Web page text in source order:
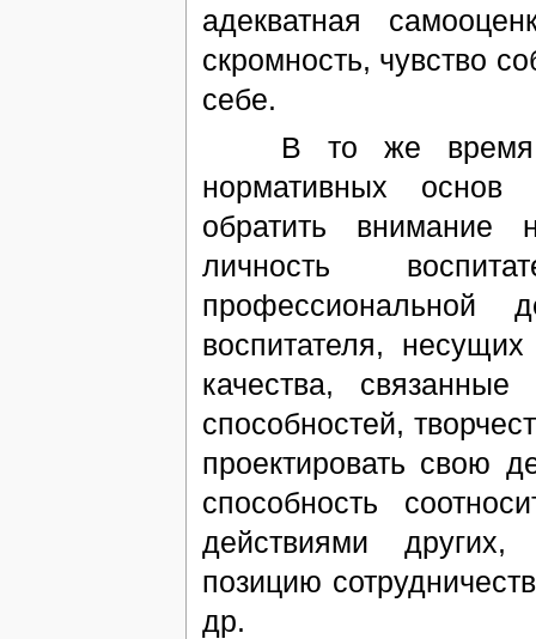
адекватная
скромность, чувство
себе.
В то же время в
нормативных основ
обратить внимание
личность
профессиональной
воспитателя,
качества,
способностей,
проектировать свою
способность
действиями других,
позицию
др.